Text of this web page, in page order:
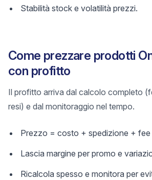
Stabilità stock e volatilità prezzi.
Come prezzare prodotti
con profitto
Il profitto arriva dal calcolo completo
resi) e dal monitoraggio nel tempo.
Prezzo = costo + spedizione + fee
Lascia margine per promo e
Ricalcola spesso e monitora per